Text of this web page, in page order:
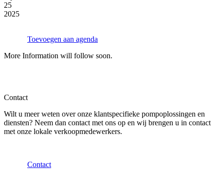
25
2025
Toevoegen aan agenda
More Information will follow soon.
Contact
Wilt u meer weten over onze klantspecifieke pompoplossingen en
diensten? Neem dan contact met ons op en wij brengen u in contact
met onze lokale verkoopmedewerkers.
Contact